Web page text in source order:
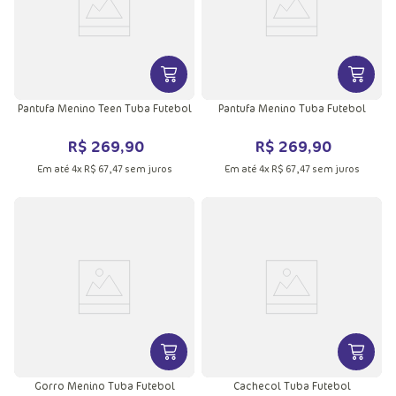
VER MAIS INFORMAÇÕES DO
Pantufa Menino Teen Tuba Futebol
R$ 269,90
Em até 4x R$ 67, 47sem juros
VER
Pantufa Menino Tuba Futebol
R$ 269,90
Em até 4x R$ 67, 47sem juros
VER MAIS INFORMAÇÕES DO
Gorro Menino Tuba Futebol
VER
Cachecol Tuba Futebol